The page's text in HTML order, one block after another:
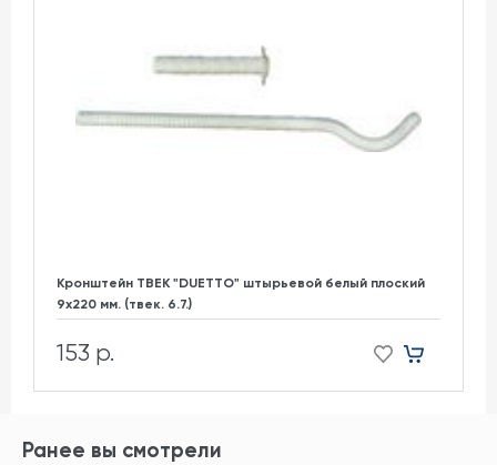
Кронштейн ТВЕК "DUETTO" штырьевой белый плоский
9х220 мм. (твек. 6.7.)
153 р.
Ранее вы смотрели